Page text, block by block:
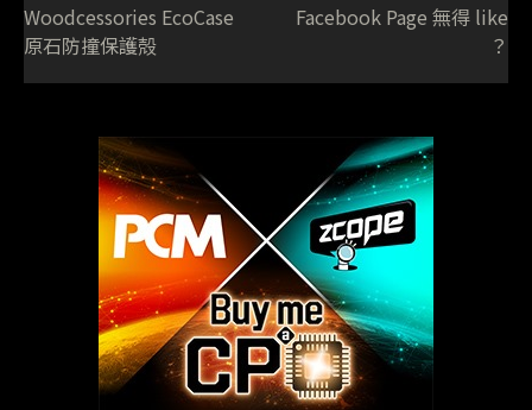
Woodcessories EcoCase
原石防撞保護殻
Facebook Page 無得 like
？